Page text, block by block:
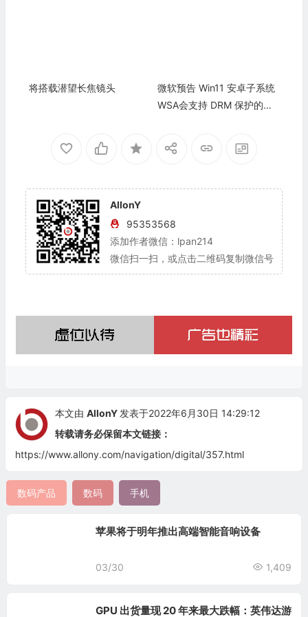
将搭载潜望长焦镜头
微软预告 Win11 安卓子系统
WSA会支持 DRM 保护的高
AllonY
95353568
添加作者微信：lpan214
微信扫一扫，或点击二维码复制微信号
本文由 AllonY 发表于2022年6月30日 14:29:12
转载请务必保留本文链接：
https://www.allony.com/navigation/digital/357.html
数码产品 数码 手机
苹果将于明年推出高端智能音响设备
03/30 1,409
GPU 出货量现 20 年来最大跌幅：英伟达游